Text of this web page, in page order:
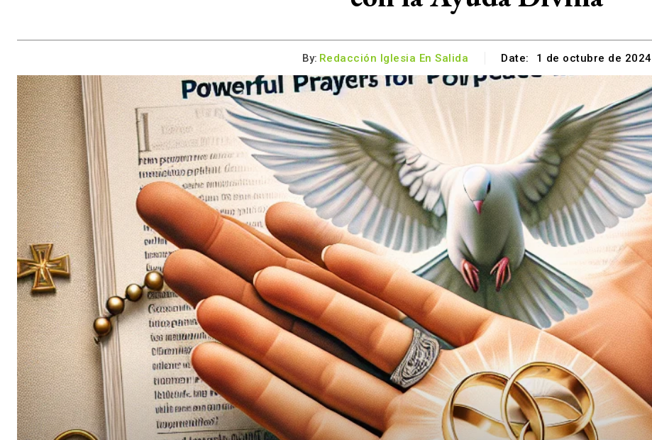
By: Redacción Iglesia En Salida Date: 1 de octubre de 2024